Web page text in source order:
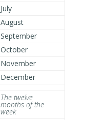
July
August
September
October
November
December
The twelve
months of the
week